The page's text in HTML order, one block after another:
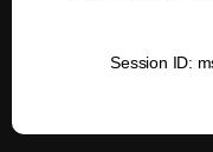
Session ID: